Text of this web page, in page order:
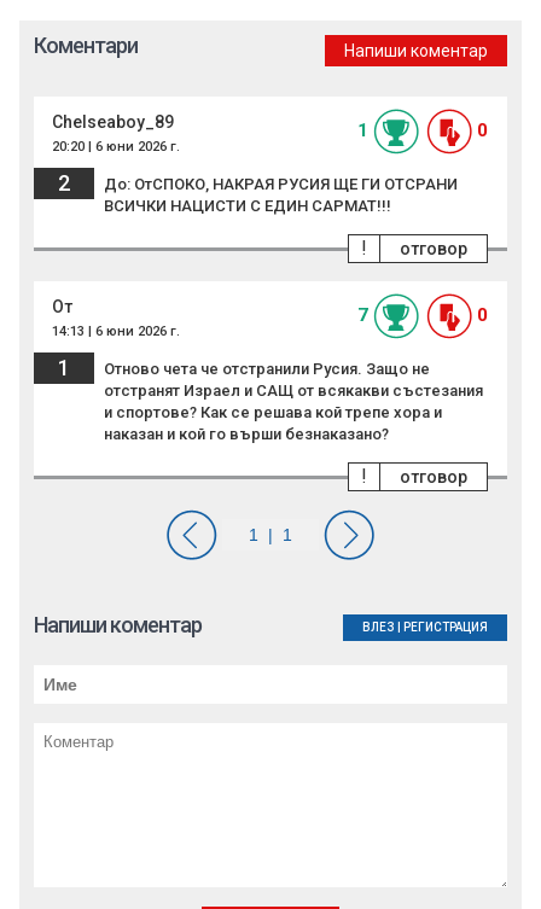
Коментари Напиши коментар
Chelseaboy_89
20:20 | 6 юни 2026 г.
1 0
2
До: ОтСПОКО, НАКРАЯ РУСИЯ ЩЕ ГИ ОТСРАНИ
ВСИЧКИ НАЦИСТИ С ЕДИН САРМАТ!!!
отговор
!
От
14:13 | 6 юни 2026 г.
7 0
1
Отново чета че отстранили Русия. Защо не
отстранят Израел и САЩ от всякакви състезания
и спортове? Как се решава кой трепе хора и
наказан и кой го върши безнаказано?
отговор
!
Напиши коментар ВЛЕЗ РЕГИСТРАЦИЯ